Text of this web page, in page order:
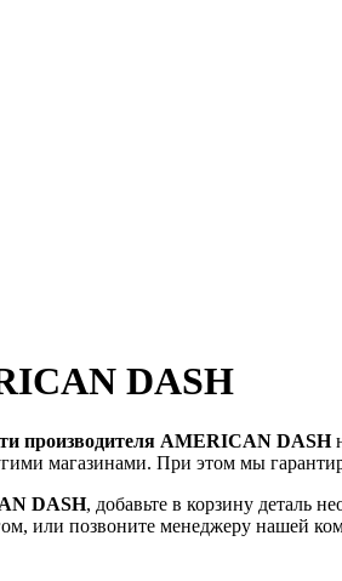
DASH
производителя AMERICAN DASH
магазинами. При этом мы
DASH, добавьте в корзину деталь
или позвоните менеджеру нашей